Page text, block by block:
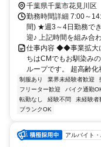
千葉県千葉市花見川区
勤務時間詳細 7:00～
間) ★週3～4日勤務で
迎♪ 上記時間を組み合
仕事内容 ◆◆事業拡大
ちはCMでもお馴染み
ループです。 超高齢化
制服あり 業界未経験者歓迎
フリーター歓迎
バイク通勤
転勤なし
経験不問 未経験者
ブランクOK
アルバイト・